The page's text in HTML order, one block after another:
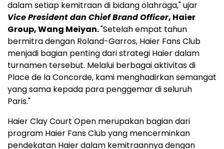
dalam setiap kemitraan di bidang olahraga," ujar
Vice President dan Chief Brand Officer, Haier
Group, Wang Meiyan."Setelah empat tahun
bermitra dengan Roland-Garros, Haier Fans Club
menjadi bagian penting dari strategi Haier dalam
turnamen tersebut. Melalui berbagai aktivitas di
Place de la Concorde, kami menghadirkan semangat
yang sama kepada para penggemar di seluruh
Paris."
Haier Clay Court Open merupakan bagian dari
program Haier Fans Club yang mencerminkan
pendekatan Haier dalam kemitraannya dengan